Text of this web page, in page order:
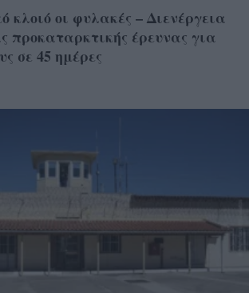
κλοιό οι φυλακές – Διενέργεια
προκαταρκτικής έρευνας για
σε 45 ημέρες